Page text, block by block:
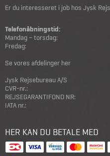
Er du interesseret i job hos Jysk
Telefonåbningstid:
Mandag – torsdag:
Fredag:
Se vores afdelinger her
Jysk Rejsebureau A/S
CVR-nr.:
REJSEGARANTIFOND NR:
IATA nr.:
HER KAN DU BETALE MED